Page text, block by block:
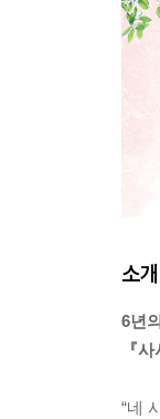
소개
6년
『
“네